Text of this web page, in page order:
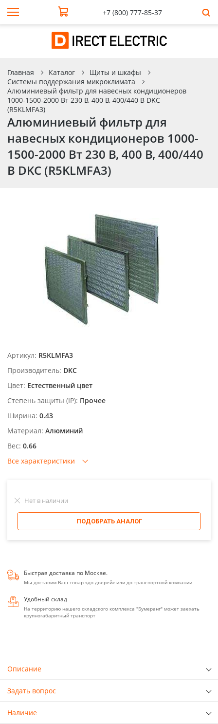
+7 (800) 777-85-37
Главная Каталог
Щиты и шкафы
Системы поддержания микроклимата
Алюминиевый фильтр для навесных кондиционеров
1000-1500-2000 Вт 230 В, 400 В, 400/440 В DKC
(R5KLMFA3)
Алюминиевый фильтр для
навесных кондиционеров 1000-
1500-2000 Вт 230 В, 400 В, 400/440
В DKC (R5KLMFA3)
Артикул: R5KLMFA3
Производитель: DKC
Цвет: Естественный цвет
Степень защиты (IP): Прочее
Ширина: 0.43
Материал: Алюминий
Вес: 0.66
Все характеристики
Нет в наличии
ПОДОБРАТЬ АНАЛОГ
Быстрая доставка по Москве.
Мы доставим Ваш товар «до дверей» или до транспортной компании
Удобный склад
На территорию нашего складского комплекса "Бумеранг" может заехать
крупногабаритный транспорт
Описание
Задать вопрос
Наличие